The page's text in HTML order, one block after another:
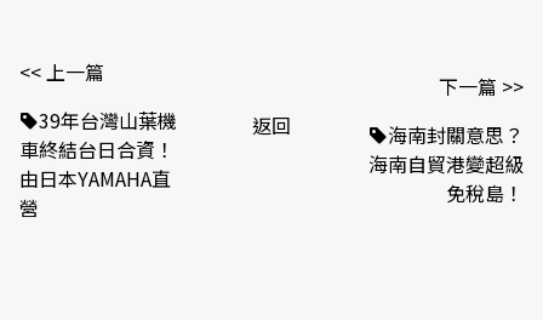
<< 上一篇
39年台灣山葉機
車終結台日合資！
由日本YAMAHA直
營
返回
下一篇 >>
海南封關意思？
海南自貿港變超級
免稅島！